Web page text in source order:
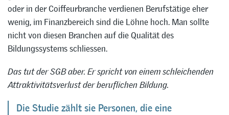
oder in der Coiffeurbranche verdienen Berufstätige eher
wenig, im Finanzbereich sind die Löhne hoch. Man sollte
nicht von diesen Branchen auf die Qualität des
Bildungssystems schliessen.
Das tut der SGB aber. Er spricht von einem schleichenden
Attraktivitätsverlust der beruflichen Bildung.
Die Studie zählt sie Personen, die eine